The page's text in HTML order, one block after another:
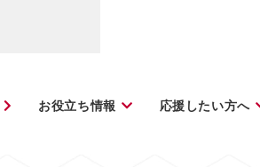
お役立ち情報 応援したい方へ